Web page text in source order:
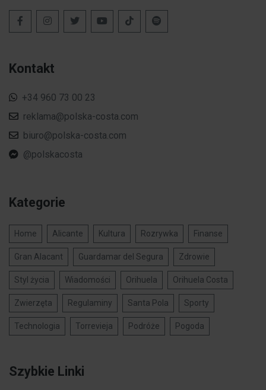
Kontakt
+34 960 73 00 23
reklama@polska-costa.com
biuro@polska-costa.com
@polskacosta
Kategorie
Home Alicante Kultura Rozrywka Finanse
Gran Alacant Guardamar del Segura Zdrowie
Styl życia Wiadomości Orihuela Orihuela Costa
Zwierzęta Regulaminy Santa Pola Sporty
Technologia Torrevieja Podróże Pogoda
Szybkie Linki